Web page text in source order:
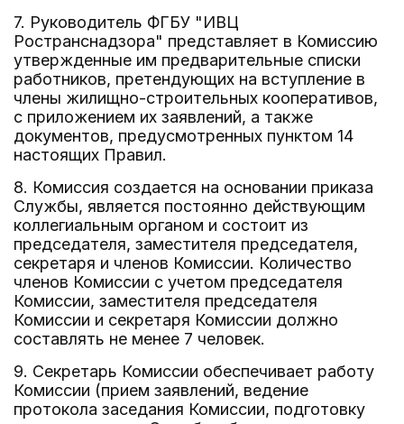
7. Руководитель ФГБУ "ИВЦ
Ространснадзора" представляет в Комиссию
утвержденные им предварительные списки
работников, претендующих на вступление в
члены жилищно-строительных кооперативов,
с приложением их заявлений, а также
документов, предусмотренных пунктом 14
настоящих Правил.
8. Комиссия создается на основании приказа
Службы, является постоянно действующим
коллегиальным органом и состоит из
председателя, заместителя председателя,
секретаря и членов Комиссии. Количество
членов Комиссии с учетом председателя
Комиссии, заместителя председателя
Комиссии и секретаря Комиссии должно
составлять не менее 7 человек.
9. Секретарь Комиссии обеспечивает работу
Комиссии (прием заявлений, ведение
протокола заседания Комиссии, подготовку